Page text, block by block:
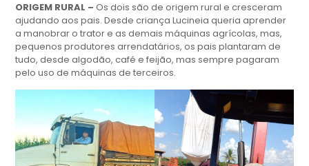
ORIGEM RURAL – Os dois são de origem rural e cresceram
ajudando aos pais. Desde criança Lucineia queria aprender
a manobrar o trator e as demais máquinas agrícolas, mas,
pequenos produtores arrendatários, os pais plantaram de
tudo, desde algodão, café e feijão, mas sempre pagaram
pelo uso de máquinas de terceiros.